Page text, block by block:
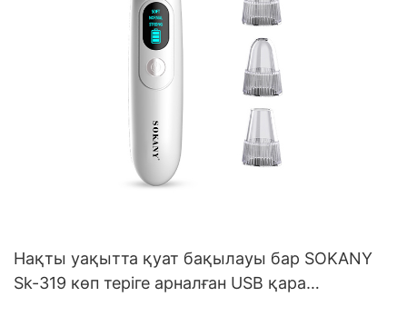
Нақты уақытта қуат бақылауы бар SOKANY
Sk-319 көп теріге арналған USB қара